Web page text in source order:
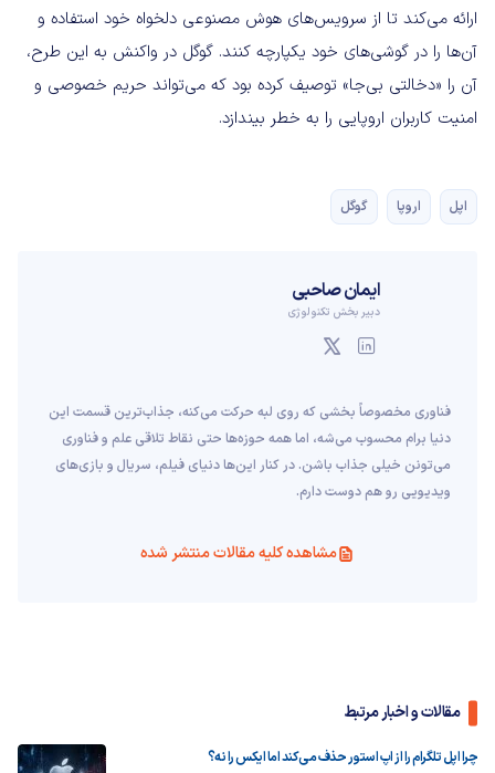
ارائه می‌کند تا از سرویس‌های هوش مصنوعی دلخواه خود استفاده و
آن‌ها را در گوشی‌های خود یکپارچه کنند. گوگل در واکنش به این طرح،
آن را «دخالتی بی‌جا» توصیف کرده بود که می‌تواند حریم خصوصی و
امنیت کاربران اروپایی را به خطر بیندازد.
اپل اروپا گوگل
ایمان صاحبی
دبیر بخش تکنولوژی
فناوری مخصوصاً بخشی که روی لبه حرکت می‌کنه، جذاب‌ترین قسمت این
دنیا برام محسوب می‌شه، اما همه حوزه‌ها حتی نقاط تلاقی علم و فناوری
می‌تونن خیلی جذاب باشن. در کنار این‌ها دنیای فیلم، سریال و بازی‌های
ویدیویی رو هم دوست دارم.
مشاهده کلیه مقالات منتشر شده
مقالات و اخبار مرتبط
چرا اپل تلگرام را از اپ استور حذف می‌کند اما ایکس را نه؟